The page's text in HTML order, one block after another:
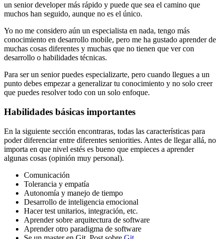
un senior developer más rápido y puede que sea el camino que
muchos han seguido, aunque no es el único.
Yo no me considero aún un especialista en nada, tengo más
conocimiento en desarrollo mobile, pero me ha gustado aprender de
muchas cosas diferentes y muchas que no tienen que ver con
desarrollo o habilidades técnicas.
Para ser un senior puedes especializarte, pero cuando llegues a un
punto debes empezar a generalizar tu conocimiento y no solo creer
que puedes resolver todo con un solo enfoque.
Habilidades básicas importantes
En la siguiente sección encontraras, todas las características para
poder diferenciar entre diferentes seniorities. Antes de llegar allá, no
importa en que nivel estés es bueno que empieces a aprender
algunas cosas (opinión muy personal).
Comunicación
Tolerancia y empatía
Autonomía y manejo de tiempo
Desarrollo de inteligencia emocional
Hacer test unitarios, integración, etc.
Aprender sobre arquitectura de software
Aprender otro paradigma de software